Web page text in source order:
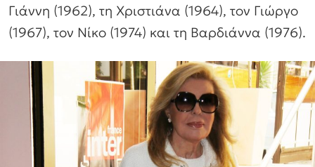
Γιάννη (1962), τη Χριστιάνα (1964), τον Γιώργο
(1967), τον Νίκο (1974) και τη Βαρδιάννα (1976).